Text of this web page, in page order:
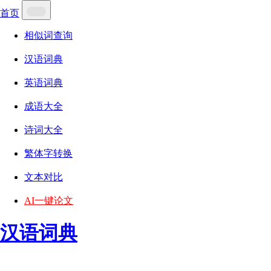
首页
相似词查询
汉语词典
英语词典
成语大全
诗词大全
繁体字转换
文本对比
AI一键论文
汉语词典